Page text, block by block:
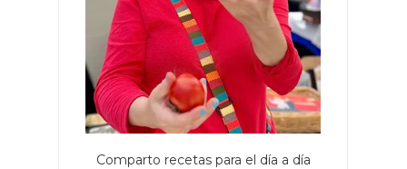
Comparto recetas para el día a día